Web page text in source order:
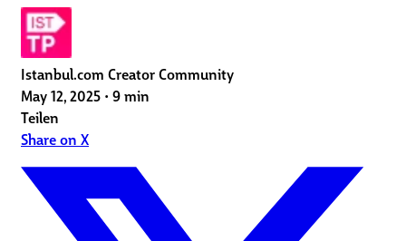
Istanbul.com Creator Community
May 12, 2025 • 9 min
Teilen
Share on X